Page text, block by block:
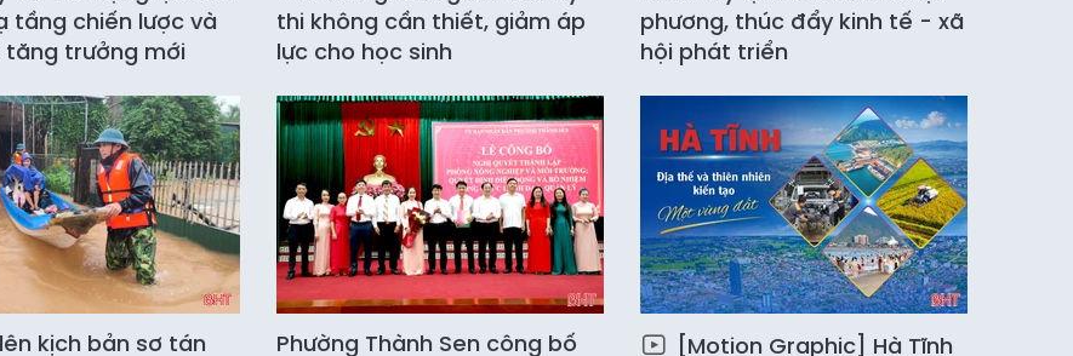
tầng chiến lược và
tăng trưởng mới
thi không cần thiết, giảm áp
lực cho học sinh
phương, thúc đẩy kinh tế - xã
hội phát triển
kịch bản sơ tán
Phường Thành Sen công bố
[Motion Graphic] Hà Tĩnh